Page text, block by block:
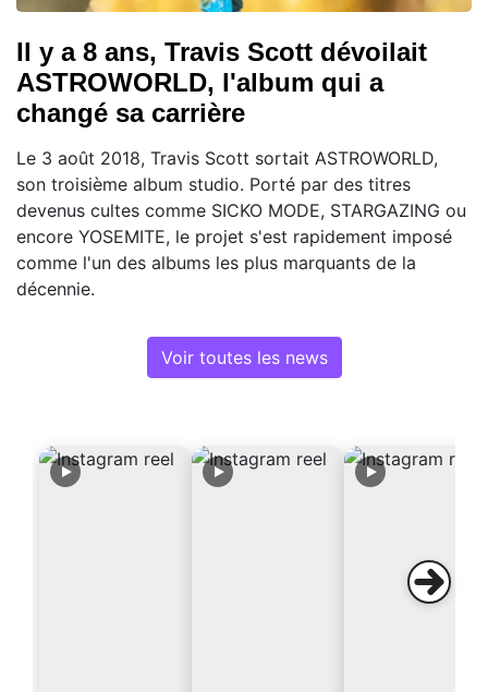
Il y a 8 ans, Travis Scott dévoilait
ASTROWORLD, l'album qui a
changé sa carrière
Le 3 août 2018, Travis Scott sortait ASTROWORLD,
son troisième album studio. Porté par des titres
devenus cultes comme SICKO MODE, STARGAZING ou
encore YOSEMITE, le projet s'est rapidement imposé
comme l'un des albums les plus marquants de la
décennie.
Voir toutes les news